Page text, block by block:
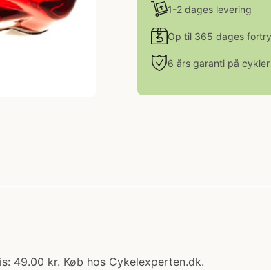
1-2 dages levering
Op til 365 dages
6 års garanti på cykler
49.00 kr. Køb hos Cykelexperten.dk.